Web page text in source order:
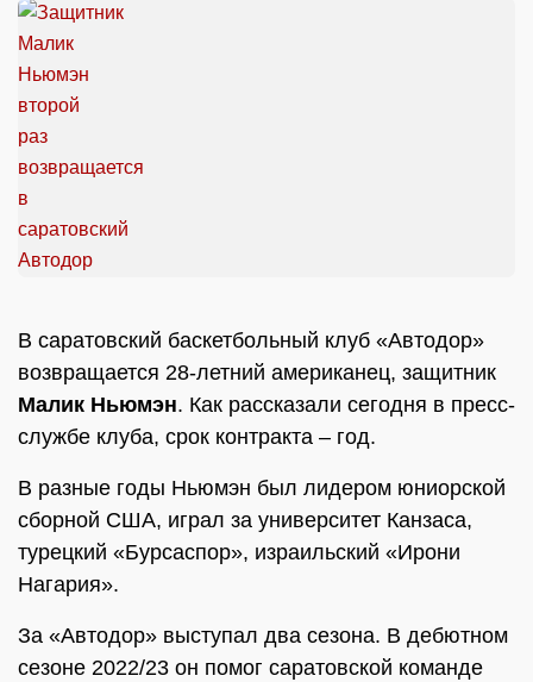
В саратовский баскетбольный клуб «Автодор»
возвращается 28-летний американец, защитник
Малик Ньюмэн. Как рассказали сегодня в пресс-
службе клуба, срок контракта – год.
В разные годы Ньюмэн был лидером юниорской
сборной США, играл за университет Канзаса,
турецкий «Бурсаспор», израильский «Ирони
Нагария».
За «Автодор» выступал два сезона. В дебютном
сезоне 2022/23 он помог саратовской команде